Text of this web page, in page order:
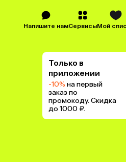
Напишите намСервисыМой
Только в
приложении
-10% на первый
заказ по
промокоду. Скидка
до 1000 ₽.